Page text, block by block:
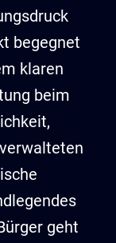
begegnet
klaren
beim
geht